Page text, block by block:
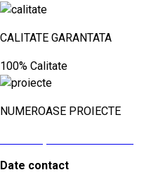
CALITATE GARANTATA
100% Calitate
NUMEROASE PROIECTE
Date contact